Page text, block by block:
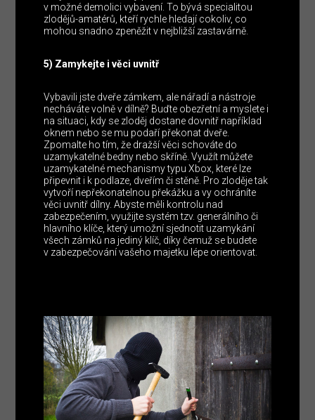
v možné demolici vybavení. To bývá specialitou
zlodějů-amatérů, kteří rychle hledají cokoliv, co
mohou snadno zpeněžit v nejbližší zastavárně.
5) Zamykejte i věci uvnitř
Vybavili jste dveře zámkem, ale nářadí a nástroje
necháváte volně v dílně? Buďte obezřetní a myslete i
na situaci, kdy se zloděj dostane dovnitř například
oknem nebo se mu podaří překonat dveře.
Zpomalte ho tím, že dražší věci schováte do
uzamykatelné bedny nebo skříně. Využít můžete
uzamykatelné mechanismy typu Xbox, které lze
připevnit i k podlaze, dveřím či stěně. Pro zloděje tak
vytvoří nepřekonatelnou překážku a vy ochráníte
věci uvnitř dílny. Abyste měli kontrolu nad
zabezpečením, využijte systém tzv. generálního či
hlavního klíče, který umožní sjednotit uzamykání
všech zámků na jediný klíč, díky čemuž se budete
v zabezpečování vašeho majetku lépe orientovat.